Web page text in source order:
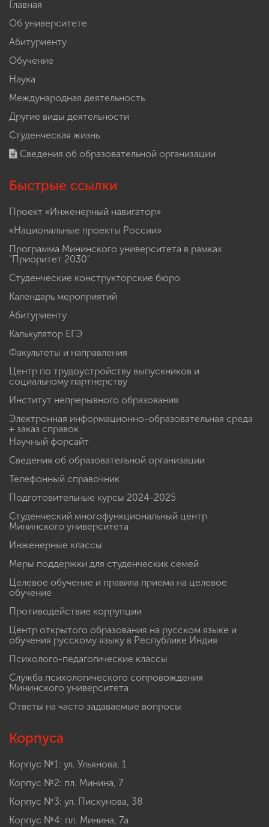
Главная
Об университете
Абитуриенту
Обучение
Наука
Международная деятельность
Другие виды деятельности
Студенческая жизнь
Сведения об образовательной организации
Быстрые ссылки
Проект «Инженерный навигатор»
«Национальные проекты России»
Программа Мининского университета в рамках
"Приоритет 2030"
Студенческие конструкторские бюро
Календарь мероприятий
Абитуриенту
Калькулятор ЕГЭ
Факультеты и направления
Центр по трудоустройству выпускников и
социальному партнерству
Институт непрерывного образования
Электронная информационно-образовательная среда
+ заказ справок
Научный форсайт
Сведения об образовательной организации
Телефонный справочник
Подготовительные курсы 2024-2025
Студенческий многофункциональный центр
Мининского университета
Инженерные классы
Меры поддержки для студенческих семей
Целевое обучение и правила приема на целевое
обучение
Противодействие коррупции
Центр открытого образования на русском языке и
обучения русскому языку в Республике Индия
Психолого-педагогические классы
Служба психологического сопровождения
Мининского университета
Ответы на часто задаваемые вопросы
Корпуса
Корпус №1: ул. Ульянова, 1
Корпус №2: пл. Минина, 7
Корпус №3: ул. Пискунова, 38
Корпус №4: пл. Минина, 7а